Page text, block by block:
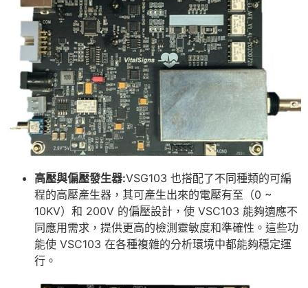
高壓與偏壓發生器:VSG103 也搭配了不同種類的可編
程的高壓產生器，其可產生出來的電壓有至（0 ~
10KV）和 200V 的偏壓設計，使 VSC103 能夠適應不
同應用需求，提供更高的檢測靈敏度和準確性。這些功
能使 VSC103 在各種複雜的分析環境中都能夠穩定運
行。